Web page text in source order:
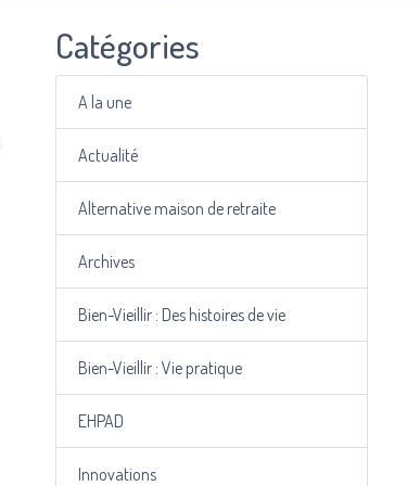
Catégories
A la une
Actualité
Alternative maison de retraite
Archives
Bien-Vieillir : Des histoires de vie
Bien-Vieillir : Vie pratique
EHPAD
Innovations